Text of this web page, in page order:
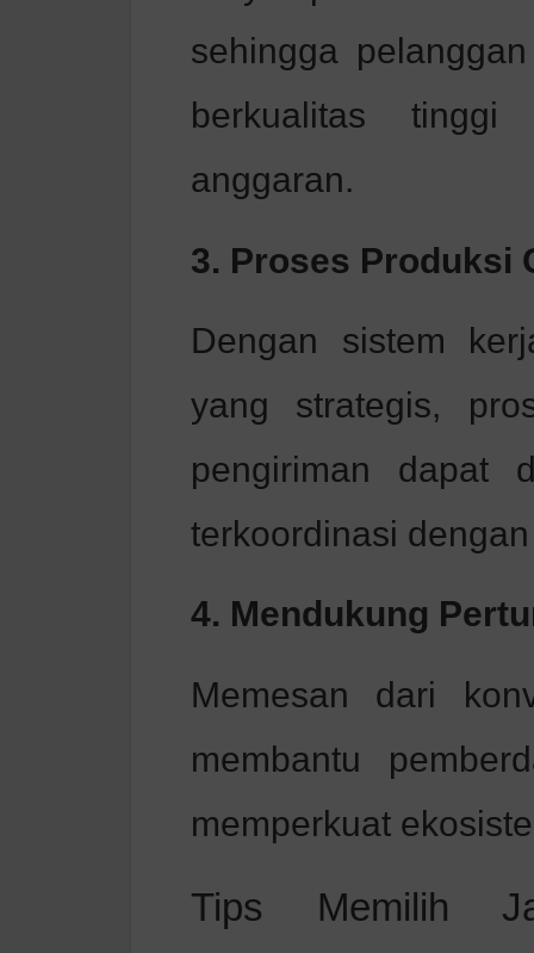
sehingga
berkualitas
anggaran.
3. Proses Produksi
Dengan sistem
yang strategis,
pengiriman dapat
terkoordinasi
4. Mendukung
Memesan dari
membantu
memperkuat
Tips Memilih